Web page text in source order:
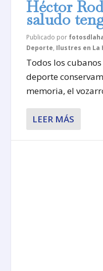
Héctor
saludo
Publicado por
Deporte, Ilustres en La
Todos los
deporte
memoria, el
LEER MÁS